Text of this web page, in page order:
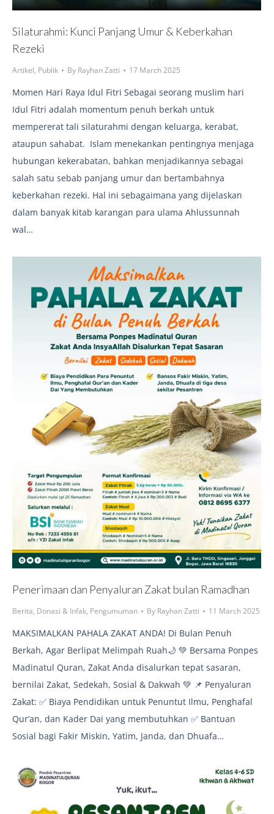
Silaturahmi: Kunci Panjang Umur & Keberkahan
Rezeki
Artikel, Publik By Rayhan Zatti 17 March 2025
Momen Hari Raya Idul Fitri Sebagai seorang muslim hari
Idul Fitri adalah momentum penuh berkah untuk
mempererat tali silaturahmi dengan keluarga, kerabat,
ataupun sahabat. Islam menekankan pentingnya menjaga
hubungan kekerabatan, bahkan menjadikannya sebagai
salah satu sebab panjang umur dan bertambahnya
keberkahan rezeki. Hal ini sebagaimana yang dijelaskan
dalam banyak kitab karangan para ulama Ahlussunnah
wal…
Penerimaan dan Penyaluran Zakat bulan Ramadhan
Berita, Donasi & Infak, Pengumuman By Rayhan Zatti 11 March 2025
MAKSIMALKAN PAHALA ZAKAT ANDA! Di Bulan Penuh
Berkah, Agar Berlipat Melimpah Ruah🌙 💚 Bersama Ponpes
Madinatul Quran, Zakat Anda disalurkan tepat sasaran,
bernilai Zakat, Sedekah, Sosial & Dakwah 💚 📌 Penyaluran
Zakat: ✅ Biaya Pendidikan untuk Penuntut Ilmu, Penghafal
Qur’an, dan Kader Dai yang membutuhkan ✅ Bantuan
Sosial bagi Fakir Miskin, Yatim, Janda, dan Dhuafa…